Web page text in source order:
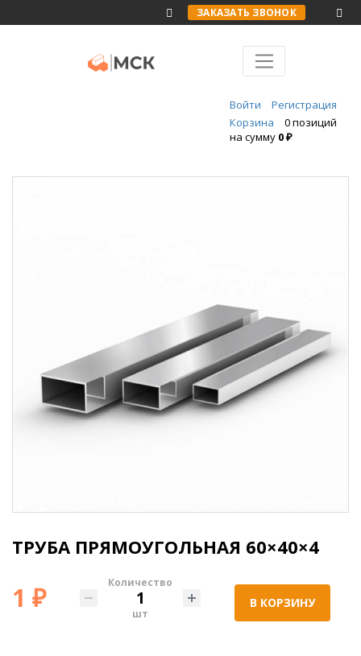
ЗАКАЗАТЬ ЗВОНОК
Войти
Регистрация
Корзина
0 позиций
на сумму 0 ₽
ТРУБА ПРЯМОУГОЛЬНАЯ 60×40×4
1 ₽ Количество
шт
В КОРЗИНУ